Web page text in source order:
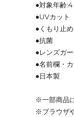
●対象年齢
●UVカット
●くもり止め
●抗菌
●レンズガ
●名前欄・
●日本製
※一部商品
※ブラウザ